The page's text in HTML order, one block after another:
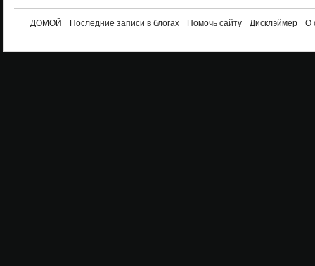
ДОМОЙ Последние записи в блогах Помочь сайту Дисклэймер О